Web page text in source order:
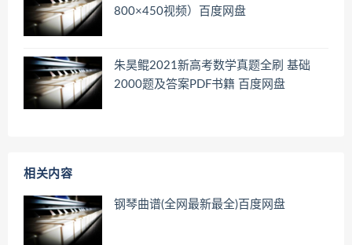
800×450视频）百度网盘
朱昊鲲2021新高考数学真题全刷 基础
2000题及答案PDF书籍 百度网盘
相关内容
钢琴曲谱(全网最新最全)百度网盘